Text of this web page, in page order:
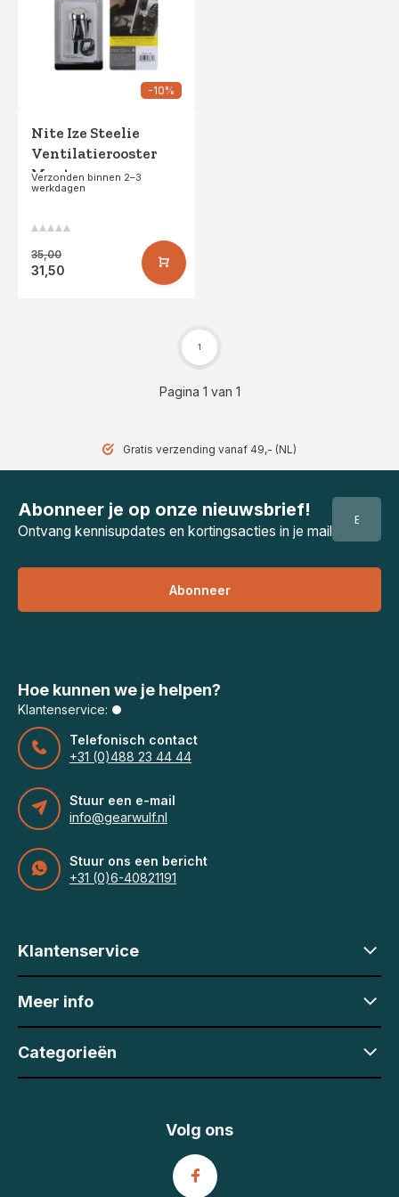
-10%
Nite Ize Steelie
Ventilatierooster
Montage
Verzonden binnen 2–3
werkdagen
35,00
31,50
Pagina 1 van 1
1
Gratis verzending vanaf 49,- (NL)
Abonneer je op onze nieuwsbrief!
Ontvang kennisupdates en kortingsacties in je mail
Abonneer
Hoe kunnen we je helpen?
Klantenservice:
Telefonisch contact
+31 (0)488 23 44 44
Stuur een e-mail
info@gearwulf.nl
Stuur ons een bericht
+31 (0)6-40821191
Klantenservice
Meer info
Categorieën
Volg ons